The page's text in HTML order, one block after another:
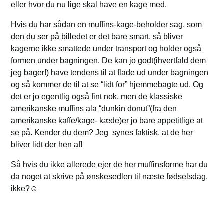
eller hvor du nu lige skal have en kage med.
Hvis du har sådan en muffins-kage-beholder sag, som
den du ser på billedet er det bare smart, så bliver
kagerne ikke smattede under transport og holder også
formen under bagningen. De kan jo godt(ihvertfald dem
jeg bager!) have tendens til at flade ud under bagningen
og så kommer de til at se “lidt for” hjemmebagte ud. Og
det er jo egentlig også fint nok, men de klassiske
amerikanske muffins ala “dunkin donut”(fra den
amerikanske kaffe/kage- kæde)er jo bare appetitlige at
se på. Kender du dem? Jeg synes faktisk, at de her
bliver lidt der hen af!
Så hvis du ikke allerede ejer de her muffinsforme har du
da noget at skrive på ønskesedlen til næste fødselsdag,
ikke?☺️